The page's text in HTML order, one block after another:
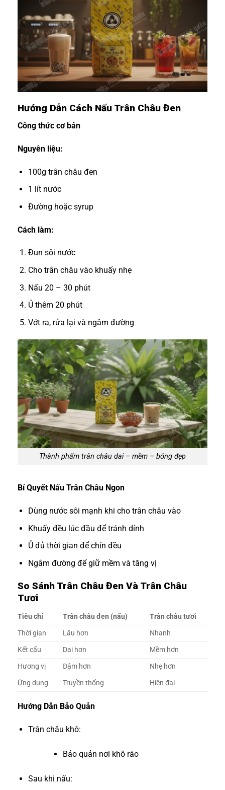
Hướng Dẫn Cách Nấu Trân Châu Đen
Công thức cơ bản
Nguyên liệu:
100g trân châu đen
1 lít nước
Đường hoặc syrup
Cách làm:
Đun sôi nước
Cho trân châu vào khuấy nhẹ
Nấu 20 – 30 phút
Ủ thêm 20 phút
Vớt ra, rửa lại và ngâm đường
Thành phẩm trân châu dai – mềm – bóng đẹp
Bí Quyết Nấu Trân Châu Ngon
Dùng nước sôi mạnh khi cho trân châu vào
Khuấy đều lúc đầu để tránh dính
Ủ đủ thời gian để chín đều
Ngâm đường để giữ mềm và tăng vị
So Sánh Trân Châu Đen Và Trân Châu
Tươi
Tiêu chí Trân châu đen (nấu)
Trân châu tươi
Thời gian
Lâu hơn
Nhanh
Kết cấu
Dai hơn
Mềm hơn
Hương vị
Đậm hơn
Nhẹ hơn
Ứng dụng
Truyền thống Hiện đại
Hướng Dẫn Bảo Quản
Trân châu khô:
Bảo quản nơi khô ráo
Sau khi nấu: